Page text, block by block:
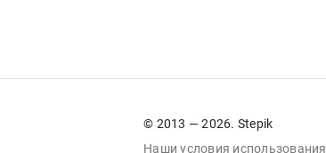
© 2013 — 2026. Stepik
Наши условия использования